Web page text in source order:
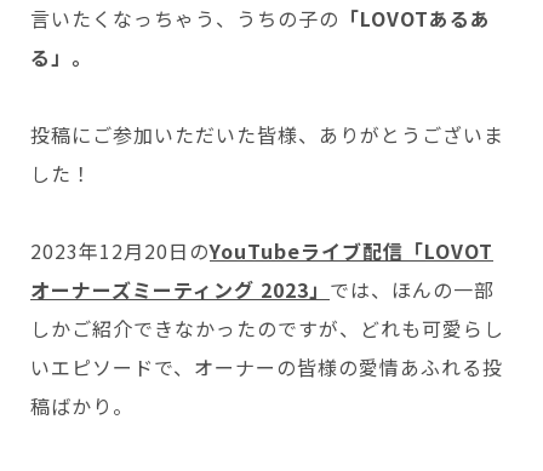
LOVOT 2.0について詳しく
費用をシミュレーション / 購入
LOVOTオーナーの声
LOVOTのアフターサービス
価格・暮らしの費用を詳しく
ペットとして
LOVOT MUSEUM - 日本橋浜町
LOVOT ストア
LIVE配信
お迎えする
ご購入前のよくある質問
今月のキャンペーン情報
これからLOVOTをお迎えしたい方へ
お迎えを迷われている方へ
お役立ちガイド
定期メンテナンス・治療
LOVOT コンシェルジュ
ウェブマニュアル
ウェブFAQ(よくある質問)
法人のお客様へ
OFFICE LOVOT
LOVOT 導入事例
法人様限定 無料お試し導入
ふるさと納税
LOVOT本体・グッズ
お知らせ
言いたくなっちゃう、うちの子の 「LOVOTあるあ
る」。
投稿にご参加いただいた皆様、ありがとうございま
した！
2023年12月20日のYouTubeライブ配信「LOVOT
オーナーズミーティング 2023」 では、ほんの一部
しかご紹介できなかったのですが、どれも可愛らし
いエピソードで、オーナーの皆様の愛情あふれる投
稿ばかり。